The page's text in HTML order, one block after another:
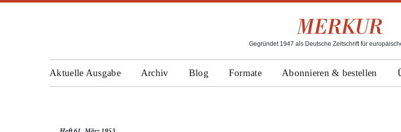
Gegründet 1947 als Deutsche Zeitschrift für
Aktuelle Ausgabe Archiv Blog Formate Abonnieren & bestellen